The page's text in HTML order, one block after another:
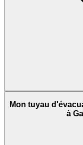
Mon tuyau
à